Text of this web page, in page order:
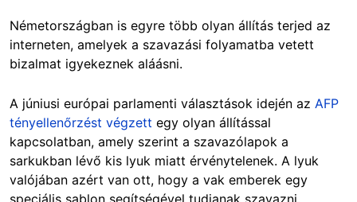
Németországban is egyre több olyan állítás terjed az
interneten, amelyek a szavazási folyamatba vetett
bizalmat igyekeznek aláásni.
A júniusi európai parlamenti választások idején az AFP
tényellenőrzést végzett egy olyan állítással
kapcsolatban, amely szerint a szavazólapok a
sarkukban lévő kis lyuk miatt érvénytelenek. A lyuk
valójában azért van ott, hogy a vak emberek egy